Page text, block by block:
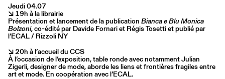
Jeudi 04.07
↘ 19h à la librairie
Présentation et lancement de la publication Bianca e Blu Monica
Bolzoni, co-édité par Davide Fornari et Régis Tosetti et publié par
l’ECAL / Rizzoli NY
↘ 20h à l’accueil du CCS
À l’occasion de l’exposition, table ronde avec notamment Julian
Zigerli, designer de mode, aborde les liens et frontières fragiles entre
art et mode. En coopération avec l’ECAL.